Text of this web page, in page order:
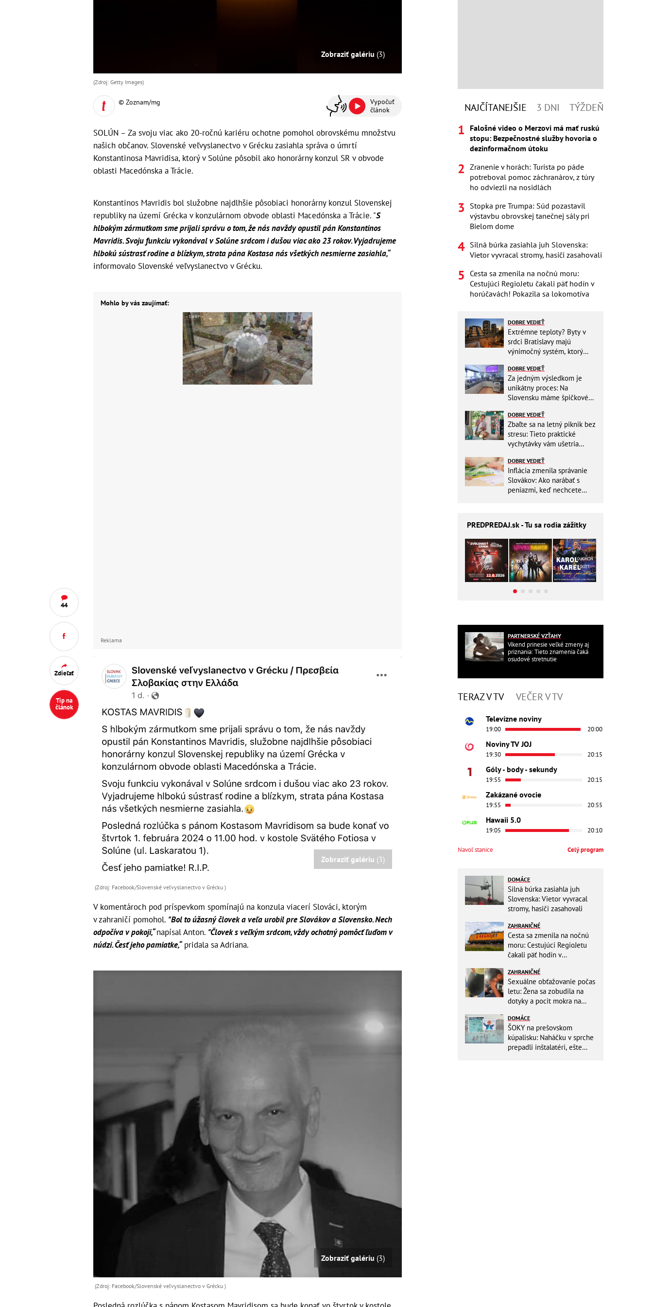
44
Zdieľať
Tip na
článok
Zobraziť galériu (3)
(Zdroj: Getty Images)
© Zoznam/mg
Vypočuť
článok
SOLÚN – Za svoju viac ako 20-ročnú kariéru ochotne pomohol obrovskému množstvu
našich občanov. Slovenské veľvyslanectvo v Grécku zasiahla správa o úmrtí
Konstantinosa Mavridisa, ktorý v Solúne pôsobil ako honorárny konzul SR v obvode
oblasti Macedónska a Trácie.
Konstantinos Mavridis bol služobne najdlhšie pôsobiaci honorárny konzul Slovenskej
republiky na území Grécka v konzulárnom obvode oblasti Macedónska a Trácie. "S
hlbokým zármutkom sme prijali správu o tom, že nás navždy opustil pán Konstantinos
Mavridis. Svoju funkciu vykonával v Solúne srdcom i dušou viac ako 23 rokov. Vyjadrujeme
hlbokú sústrasť rodine a blízkym, strata pána Kostasa nás všetkých nesmierne zasiahla,“
informovalo Slovenské veľvyslanectvo v Grécku.
Mohlo by vás zaujímať:
Reklama
Zobraziť galériu (3)
(Zdroj: Facebook/Slovenské veľvyslanectvo v Grécku )
V komentároch pod príspevkom spomínajú na konzula viacerí Slováci, ktorým
v zahraničí pomohol. "Bol to úžasný človek a veľa urobil pre Slovákov a Slovensko. Nech
odpočíva v pokoji,“napísal Anton. "Človek s veľkým srdcom, vždy ochotný pomôcť ľuďom v
núdzi. Česť jeho pamiatke,“pridala sa Adriana.
Zobraziť galériu (3)
(Zdroj: Facebook/Slovenské veľvyslanectvo v Grécku )
NAJČÍTANEJŠIE 3 DNI TÝŽDEŇ
Falošné video o Merzovi má mať ruskú
stopu: Bezpečnostné služby hovoria o
dezinformačnom útoku
Zranenie v horách: Turista po páde
potreboval pomoc záchranárov, z túry
ho odviezli na nosidlách
Stopka pre Trumpa: Súd pozastavil
výstavbu obrovskej tanečnej sály pri
Bielom dome
Silná búrka zasiahla juh Slovenska:
Vietor vyvracal stromy, hasiči zasahovali
Cesta sa zmenila na nočnú moru:
Cestujúci RegioJetu čakali päť hodín v
horúčavách! Pokazila sa lokomotíva
DOBRE VEDIEŤ
Extrémne teploty? Byty v
srdci Bratislavy majú
výnimočný systém, ktorý
DOBRE VEDIEŤ
Za jedným výsledkom je
unikátny proces: Na
Slovensku máme špičkové
DOBRE VEDIEŤ
Zbaľte sa na letný piknik bez
stresu: Tieto praktické
vychytávky vám ušetria
DOBRE VEDIEŤ
Inflácia zmenila správanie
Slovákov: Ako narábať s
peniazmi, keď nechcete
PREDPREDAJ.sk - Tu sa rodia zážitky
PARTNERSKÉ VZŤAHY
Víkend prinesie veľké zmeny aj
priznania: Tieto znamenia čaká
osudové stretnutie
TERAZ V TV VEČER V TV
Televízne noviny
19:00 20:00
Noviny TV JOJ
19:30 20:15
Góly - body - sekundy
19:55 20:15
Zakázané ovocie
19:55 20:55
Hawaii 5.0
19:05 20:10
Navoľ stanice Celý program
DOMÁCE
Silná búrka zasiahla juh
Slovenska: Vietor vyvracal
stromy, hasiči zasahovali
ZAHRANIČNÉ
Cesta sa zmenila na nočnú
moru: Cestujúci RegioJetu
čakali päť hodín v
lokomotíva
ZAHRANIČNÉ
Sexuálne obťažovanie počas
letu: Žena sa zobudila na
dotyky a pocit mokra na
priznal
DOMÁCE
ŠOKY na prešovskom
kúpalisku: Naháčku v sprche
prepadli inštalatéri, ešte